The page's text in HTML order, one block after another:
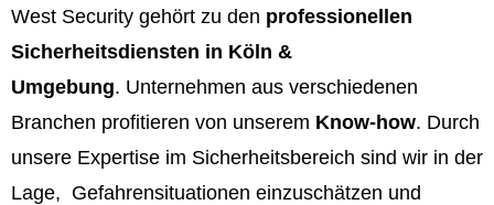
West Security gehört zu den professionellen
Sicherheitsdiensten in Köln &
Umgebung. Unternehmen aus verschiedenen
Branchen profitieren von unserem Know-how. Durch
unsere Expertise im Sicherheitsbereich sind wir in der
Lage, Gefahrensituationen einzuschätzen und